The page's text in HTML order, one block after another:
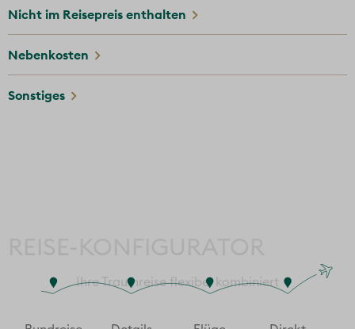
Ihre Traumreise flexibel kombiniert
Nicht im Reisepreis enthalten
Nebenkosten
Sonstiges